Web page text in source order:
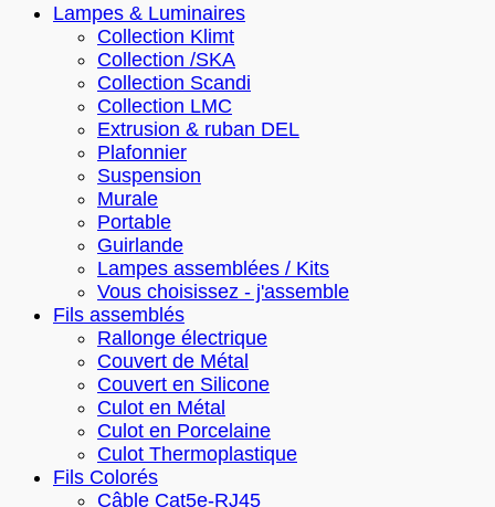
Lampes & Luminaires
Collection Klimt
Collection /SKA
Collection Scandi
Collection LMC
Extrusion & ruban DEL
Plafonnier
Suspension
Murale
Portable
Guirlande
Lampes assemblées / Kits
Vous choisissez - j'assemble
Fils assemblés
Rallonge électrique
Couvert de Métal
Couvert en Silicone
Culot en Métal
Culot en Porcelaine
Culot Thermoplastique
Fils Colorés
Câble Cat5e-RJ45